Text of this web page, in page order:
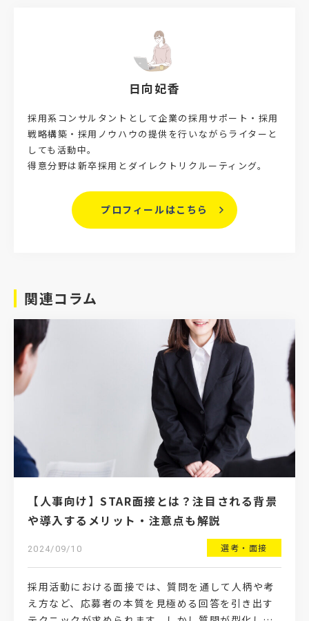
日向妃香
プロフィールはこちら
採用系コンサルタントとして企業の採用サポート・採用
戦略構築・採用ノウハウの提供を行いながらライターと
しても活動中。
得意分野は新卒採用とダイレクトリクルーティング。
関連コラム
【人事向け】STAR面接とは？注目される背景
や導入するメリット・注意点も解説
2024/09/10 選考・面接
採用活動における面接では、質問を通して人柄や考
え方など、応募者の本質を見極める回答を引き出す